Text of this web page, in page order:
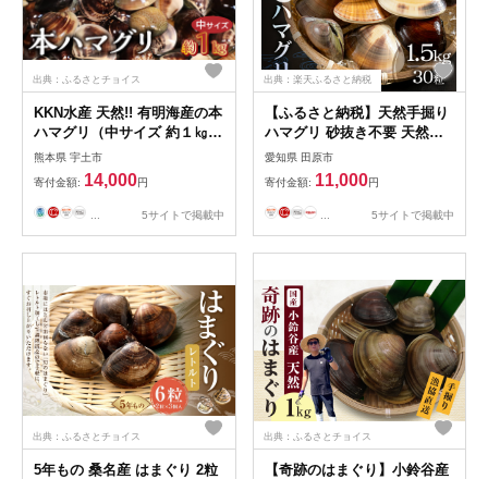
出典：ふるさとチョイス
KKN水産 天然!! 有明海産の本
ハマグリ（中サイズ 約１㎏）
_U111-0003
熊本県 宇土市
寄付金額: 14,000円
5サイトで掲載中
出典：楽天ふるさと納税
【ふるさと納税】天然手掘り
ハマグリ 砂抜き不要 天然ハ
マグリ 手掘り はまぐり ハマ
グリ 蛤 天然 ダシ 出汁 お吸
い物 酒蒸し 焼ハマグリ 魚介
海産物 国産 アサリ 愛知県 田
魚介 貝 人気
愛知県 田原市
寄付金額: 11,000円
5サイトで掲載中
出典：ふるさとチョイス
5年もの 桑名産 はまぐり 2粒
出典：ふるさとチョイス
【奇跡のはまぐり】小鈴谷産